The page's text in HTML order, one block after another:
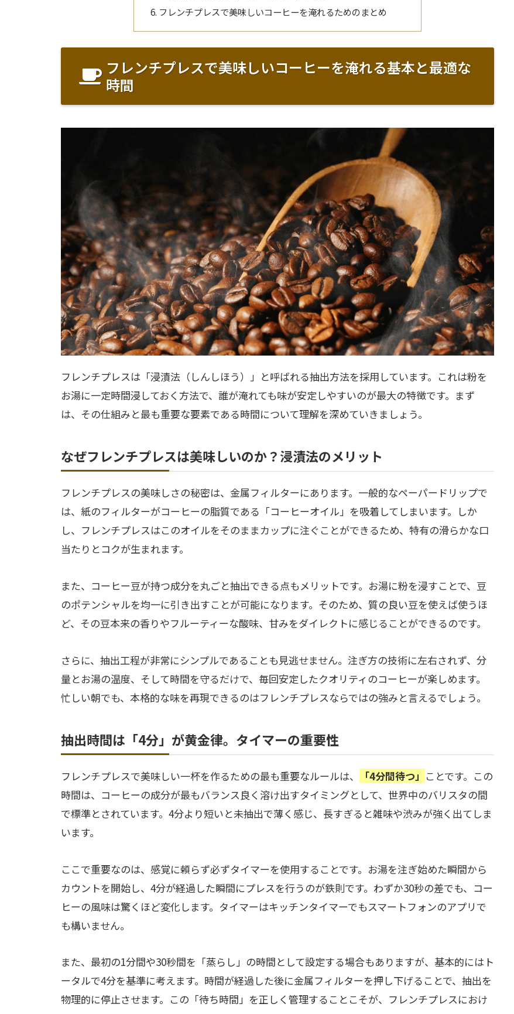
フレンチプレスで美味しいコーヒーを淹れるためのまとめ
フレンチプレスで美味しいコーヒーを淹れる基本と最適な
時間
フレンチプレスは「浸漬法（しんしほう）」と呼ばれる抽出方法を採用しています。これは粉を
お湯に一定時間浸しておく方法で、誰が淹れても味が安定しやすいのが最大の特徴です。まず
は、その仕組みと最も重要な要素である時間について理解を深めていきましょう。
なぜフレンチプレスは美味しいのか？浸漬法のメリット
フレンチプレスの美味しさの秘密は、金属フィルターにあります。一般的なペーパードリップで
は、紙のフィルターがコーヒーの脂質である「コーヒーオイル」を吸着してしまいます。しか
し、フレンチプレスはこのオイルをそのままカップに注ぐことができるため、特有の滑らかな口
当たりとコクが生まれます。
また、コーヒー豆が持つ成分を丸ごと抽出できる点もメリットです。お湯に粉を浸すことで、豆
のポテンシャルを均一に引き出すことが可能になります。そのため、質の良い豆を使えば使うほ
ど、その豆本来の香りやフルーティーな酸味、甘みをダイレクトに感じることができるのです。
さらに、抽出工程が非常にシンプルであることも見逃せません。注ぎ方の技術に左右されず、分
量とお湯の温度、そして時間を守るだけで、毎回安定したクオリティのコーヒーが楽しめます。
忙しい朝でも、本格的な味を再現できるのはフレンチプレスならではの強みと言えるでしょう。
抽出時間は「4分」が黄金律。タイマーの重要性
フレンチプレスで美味しい一杯を作るための最も重要なルールは、 「4分間待つ」 ことです。この
時間は、コーヒーの成分が最もバランス良く溶け出すタイミングとして、世界中のバリスタの間
で標準とされています。4分より短いと未抽出で薄く感じ、長すぎると雑味や渋みが強く出てしま
います。
ここで重要なのは、感覚に頼らず必ずタイマーを使用することです。お湯を注ぎ始めた瞬間から
カウントを開始し、4分が経過した瞬間にプレスを行うのが鉄則です。わずか30秒の差でも、コー
ヒーの風味は驚くほど変化します。タイマーはキッチンタイマーでもスマートフォンのアプリで
も構いません。
また、最初の1分間や30秒間を「蒸らし」の時間として設定する場合もありますが、基本的にはト
ータルで4分を基準に考えます。時間が経過した後に金属フィルターを押し下げることで、抽出を
物理的に停止させます。この「待ち時間」を正しく管理することこそが、フレンチプレスにおけ